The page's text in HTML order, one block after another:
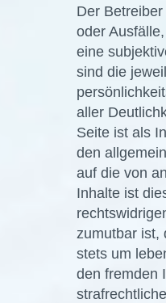
Der
oder
eine
sind die
aller
Seite ist als
den
auf die von
Inhalte ist
zumutbar ist,
stets um
den fremden